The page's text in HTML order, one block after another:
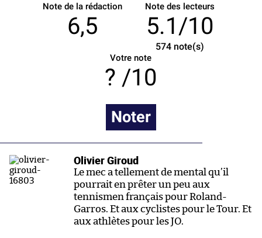
Note de la rédaction
6,5
Note des lecteurs
5.1/10
574note(s)
Votre note
/10
Noter
Olivier Giroud
Le mec a tellement de mental qu’il
pourrait en prêter un peu aux
tennismen français pour Roland-
Garros. Et aux cyclistes pour le Tour. Et
aux athlètes pour les JO.